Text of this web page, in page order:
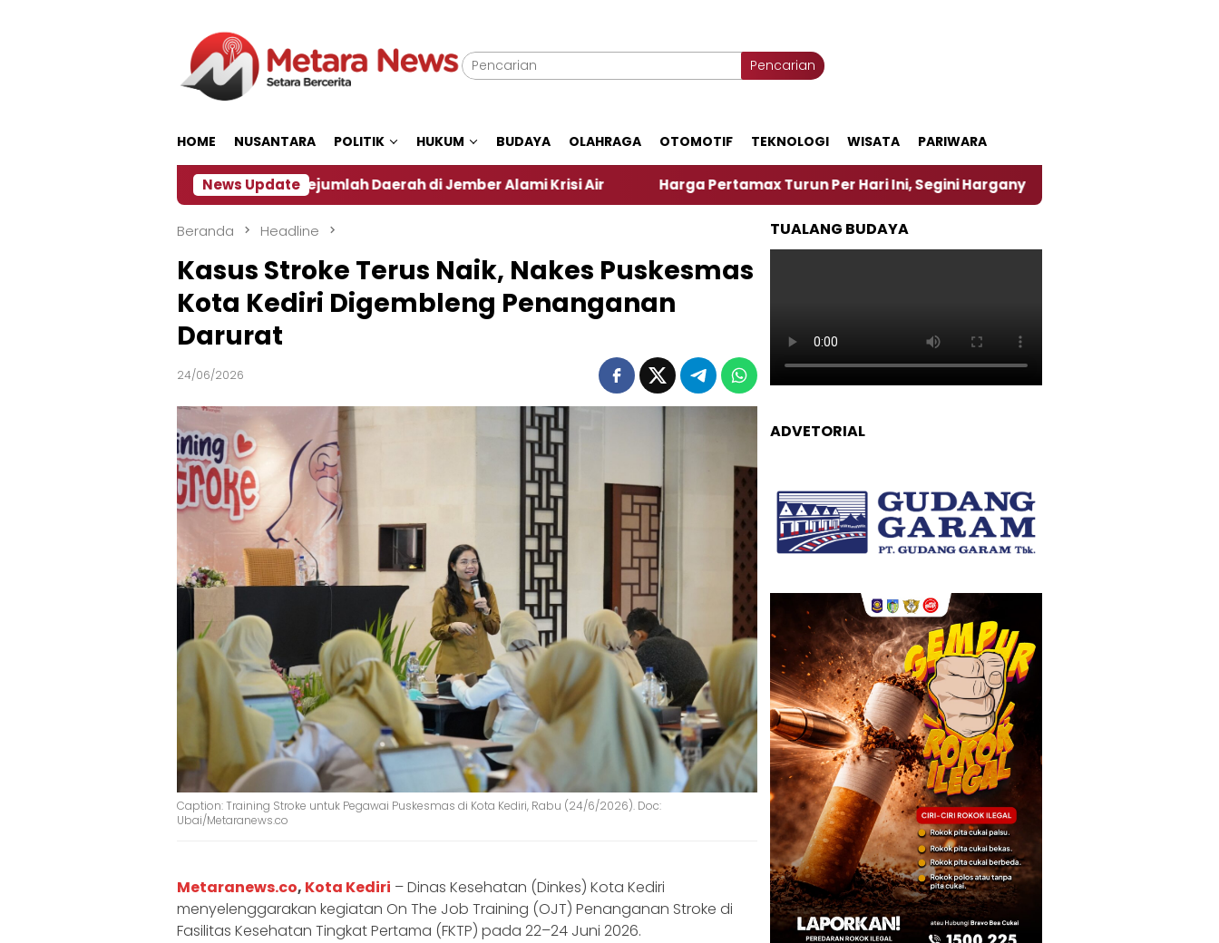
Pencarian
HOME NUSANTARA POLITIK HUKUM BUDAYA OLAHRAGA OTOMOTIF TEKNOLOGI WISATA PARIWARA
News Update
Dampak El Nino, Sejumlah Daerah di Jember Alami Krisi Air Harga Pertamax Turun Per Hari Ini, Segini Harganya ‎Nasirun Maestro Lukis Pemadu
Beranda Headline
Kasus Stroke Terus Naik, Nakes Puskesmas
Kota Kediri Digembleng Penanganan
Darurat
24/06/2026
Caption: Training Stroke untuk Pegawai Puskesmas di Kota Kediri, Rabu (24/6/2026). Doc:
Ubai/Metaranews.co
‎Metaranews.co, Kota Kediri – Dinas Kesehatan (Dinkes) Kota Kediri
menyelenggarakan kegiatan On The Job Training (OJT) Penanganan Stroke di
Fasilitas Kesehatan Tingkat Pertama (FKTP) pada 22–24 Juni 2026.
TUALANG BUDAYA
ADVETORIAL